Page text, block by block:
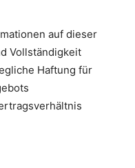
auf dieser
Vollständigkeit
Haftung für